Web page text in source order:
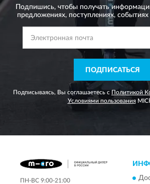
Подпишись, чтобы получать
предложениях, поступлениях,
ПОДПИСАТЬСЯ
Подписываясь, Вы соглашаетесь с Политикой
Условиями пользования
ПН-ВС 9:00-21:00